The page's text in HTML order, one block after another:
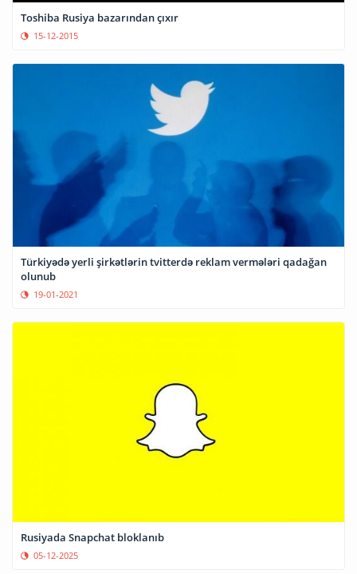
Toshiba Rusiya bazarından çıxır
15-12-2015
Türkiyədə yerli şirkətlərin tvitterdə reklam vermələri qadağan
olunub
19-01-2021
Rusiyada Snapchat bloklanıb
05-12-2025